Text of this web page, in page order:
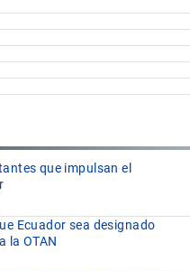
que impulsan el
Ecuador sea designado
la OTAN